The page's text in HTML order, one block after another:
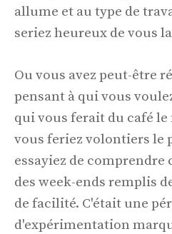
allume et au type de
seriez heureux de vous
Ou vous avez peut-être
pensant à qui vous
qui vous ferait du café
vous feriez volontiers le
essayiez de
des week-ends remplis
de facilité. C'était une
d'expérimentation